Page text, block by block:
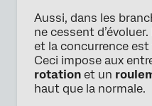
Aussi, dans les
ne cessent
et la concurrence
Ceci impose aux
rotation et un
haut que la normale.